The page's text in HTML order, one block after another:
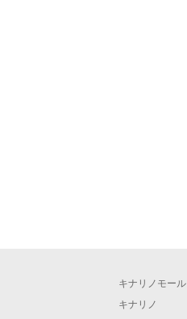
キナリノモール
キナリノ